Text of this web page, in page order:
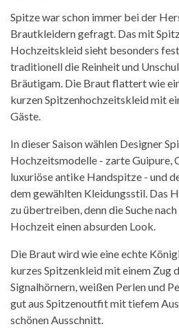
Spitze war schon immer bei der
Brautkleidern gefragt. Das mit
Hochzeitskleid sieht besonders
traditionell die Reinheit und
Bräutigam. Die Braut flattert wie
kurzen Spitzenhochzeitskleid mit
Gäste.
In dieser Saison wählen Designer
Hochzeitsmodelle - zarte Guipure,
luxuriöse antike Handspitze - und
dem gewählten Kleidungsstil. Das
zu übertreiben, denn die Suche
Hochzeit einen absurden Look.
Die Braut wird wie eine echte
kurzes Spitzenkleid mit einem Zug
Signalhörnern, weißen Perlen und
gut aus Spitzenoutfit mit tiefem
schönen Ausschnitt.